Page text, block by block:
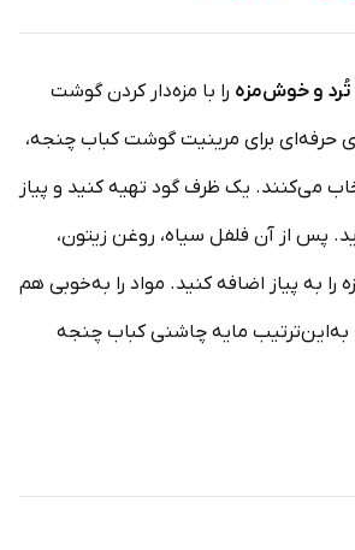
تُرد و خوش‌مزه را با مزه‌دار کردن گوشت
حرفه‌ای برای مرینیت گوشت کباب چنجه،
می‌کنند. یک ظرف گود تهیه کنید و پیاز
پس از آن فلفل سیاه، روغن زیتون،
به پیاز اضافه کنید. مواد را به‌خوبی هم
به‌این‌ترتیب مایه چاشنی کباب چنجه